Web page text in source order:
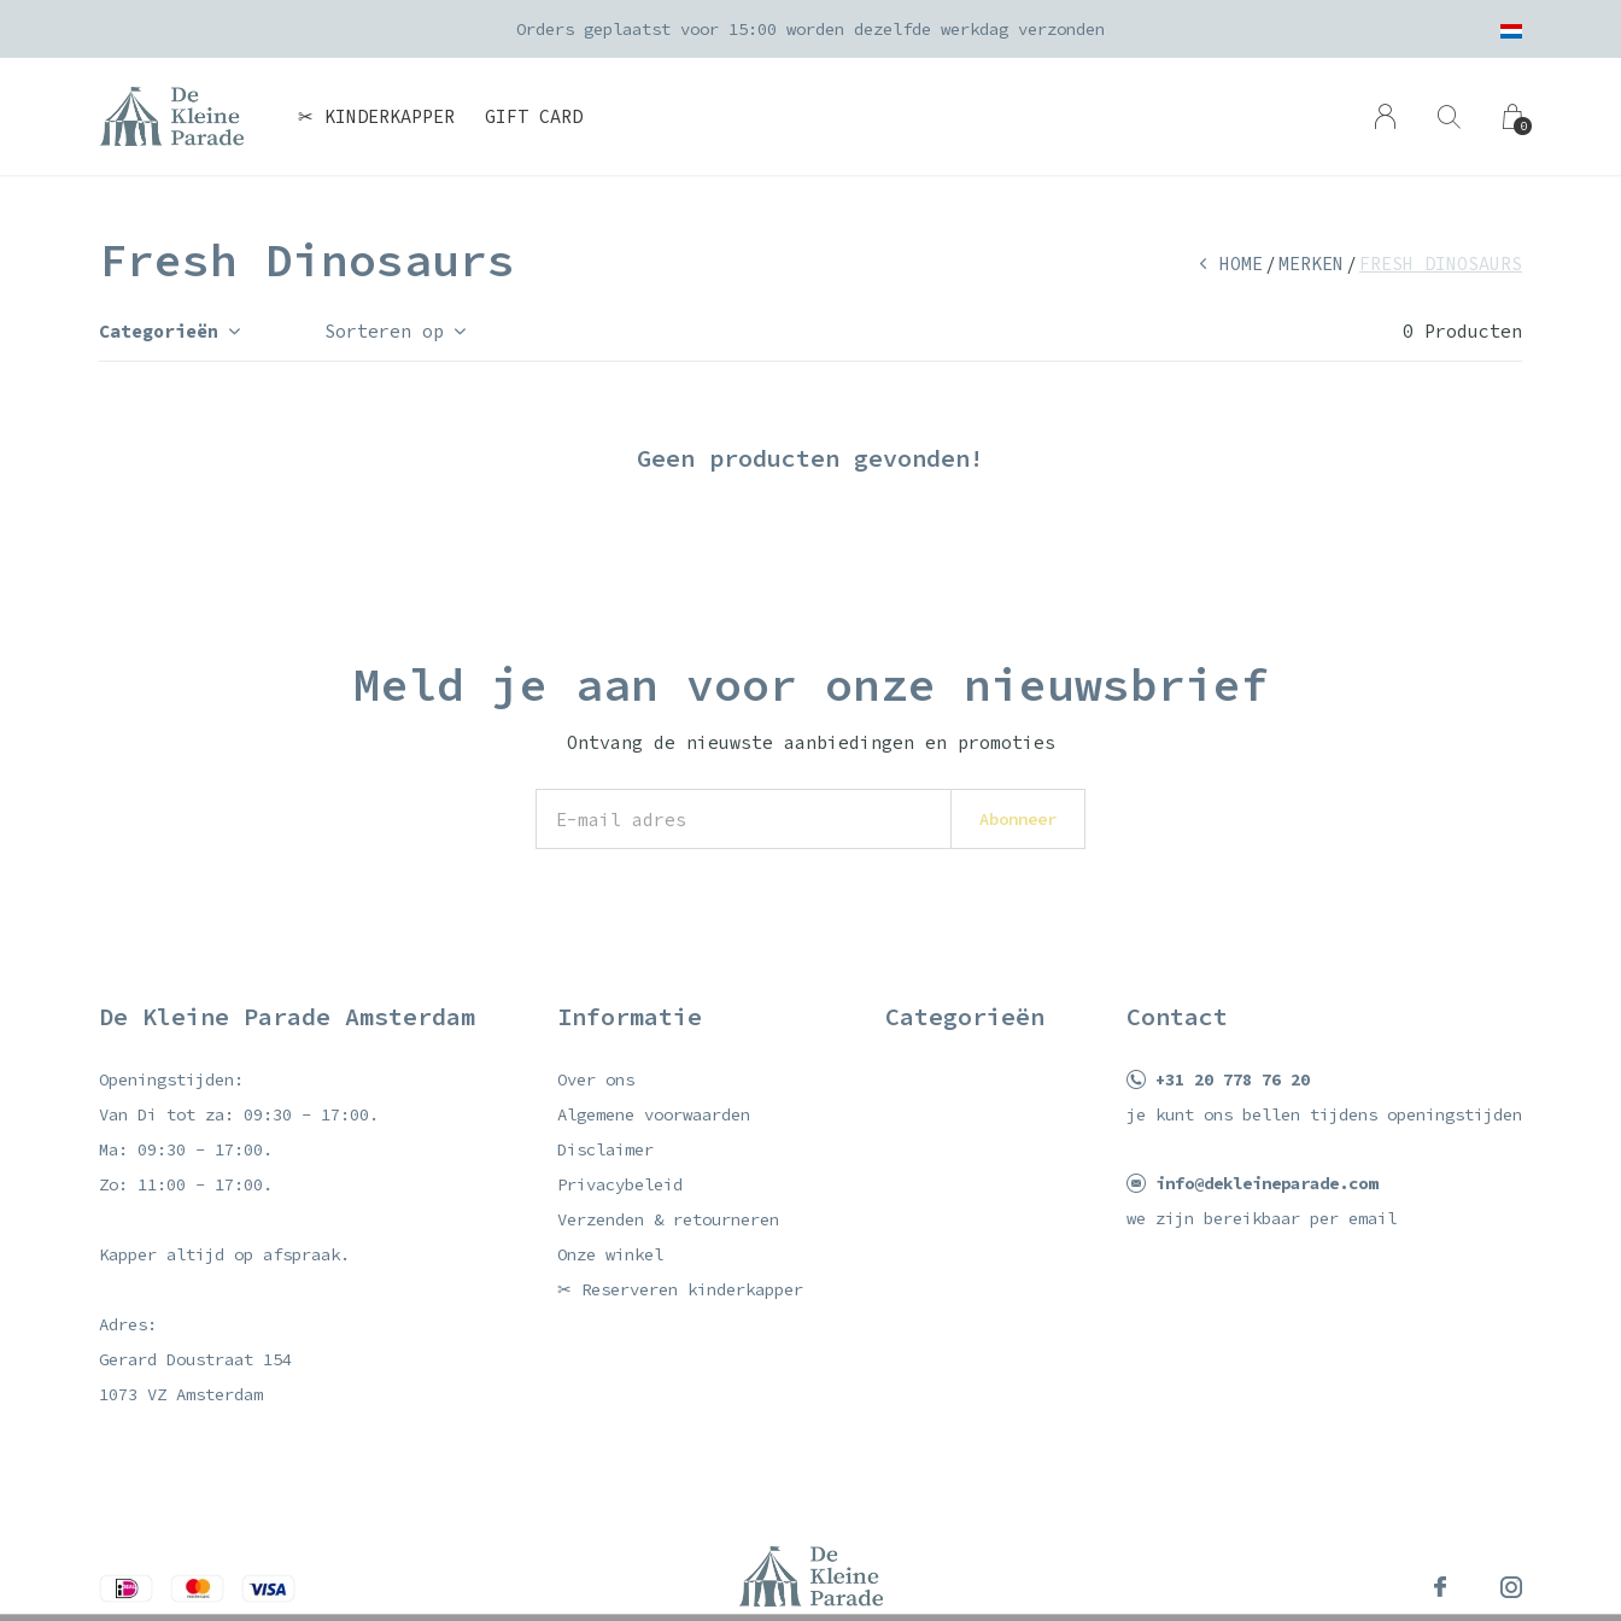
✂ KINDERKAPPER GIFT CARD 0
Orders geplaatst voor 15:00 worden dezelfde werkdag verzonden
Fresh Dinosaurs HOME MERKEN FRESH DINOSAURS
Categorieën Sorteren op 0 Producten
Geen producten gevonden!
Meld je aan voor onze nieuwsbrief
Ontvang de nieuwste aanbiedingen en promoties
Abonneer
De Kleine Parade Amsterdam
Openingstijden:
Van Di tot za: 09:30 - 17:00.
Ma: 09:30 - 17:00.
Zo: 11:00 - 17:00.
Kapper altijd op afspraak.
Adres:
Gerard Doustraat 154
1073 VZ Amsterdam
Informatie
Over ons
Algemene voorwaarden
Disclaimer
Privacybeleid
Verzenden & retourneren
Onze winkel
✂ Reserveren kinderkapper
Categorieën Contact
+31 20 778 76 20
je kunt ons bellen tijdens openingstijden
info@dekleineparade.com
we zijn bereikbaar per email